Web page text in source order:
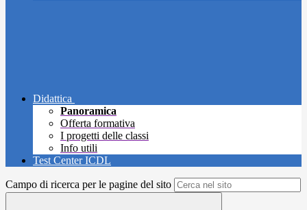
Didattica
Panoramica
Offerta formativa
I progetti delle classi
Info utili
Test Center ICDL
Campo di ricerca per le pagine del sito